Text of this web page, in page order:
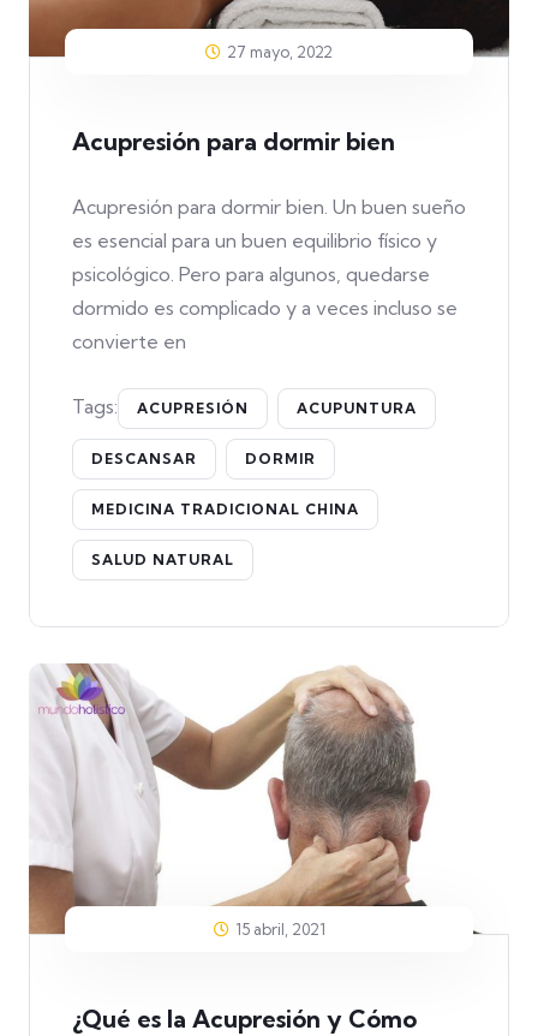
27 mayo, 2022
Acupresión para dormir bien
Acupresión para dormir bien. Un buen sueño
es esencial para un buen equilibrio físico y
psicológico. Pero para algunos, quedarse
dormido es complicado y a veces incluso se
convierte en
Tags: ACUPRESIÓN ACUPUNTURA
DESCANSAR DORMIR
MEDICINA TRADICIONAL CHINA
SALUD NATURAL
15 abril, 2021
¿Qué es la Acupresión y Cómo